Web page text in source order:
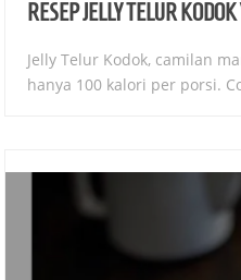
RESEP JELLY TELUR
Jelly Telur Kodok, camilan
hanya 100 kalori per porsi.